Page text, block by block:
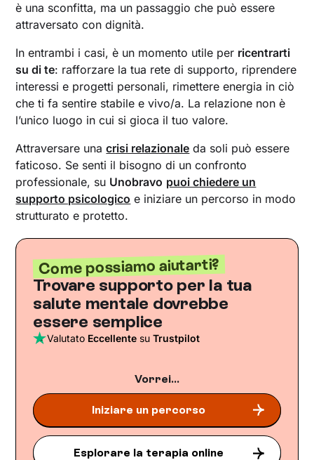
è una sconfitta, ma un passaggio che può essere
attraversato con dignità.
In entrambi i casi, è un momento utile per ricentrarti
su di te: rafforzare la tua rete di supporto, riprendere
interessi e progetti personali, rimettere energia in ciò
che ti fa sentire stabile e vivo/a. La relazione non è
l’unico luogo in cui si gioca il tuo valore.
Attraversare unacrisi relazionale da soli può essere
faticoso. Se senti il bisogno di un confronto
professionale, su Unobravo puoi chiedere un
supporto psicologico e iniziare un percorso in modo
strutturato e protetto.
Come possiamo aiutarti?
Trovare supporto per la tua
salute mentale dovrebbe
essere semplice
Valutato Eccellente suTrustpilot
Vorrei...
Iniziare un percorso
Esplorare la terapia online